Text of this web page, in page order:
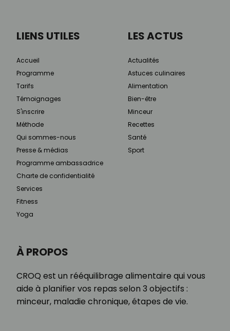
À PROPOS
CROQ est un rééquilibrage alimentaire qui vous
aide à planifier vos repas selon 3 objectifs :
minceur, maladie chronique, étapes de vie.
LIENS UTILES
Accueil
Programme
Tarifs
Témoignages
S'inscrire
Méthode
Qui sommes-nous
Presse & médias
Programme ambassadrice
Charte de confidentialité
Services
Fitness
Yoga
LES ACTUS
Actualités
Astuces culinaires
Alimentation
Bien-être
Minceur
Recettes
Santé
Sport